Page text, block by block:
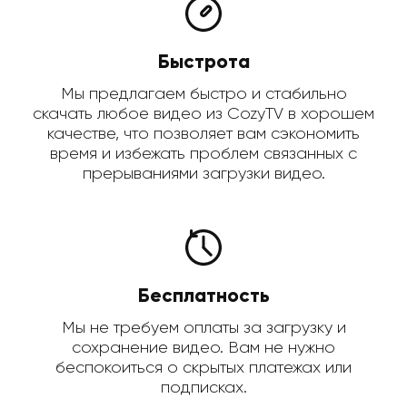
Быстрота
Мы предлагаем быстро и стабильно
скачать любое видео из CozyTV в хорошем
качестве, что позволяет вам сэкономить
время и избежать проблем связанных с
прерываниями загрузки видео.
Бесплатность
Мы не требуем оплаты за загрузку и
сохранение видео. Вам не нужно
беспокоиться о скрытых платежах или
подписках.